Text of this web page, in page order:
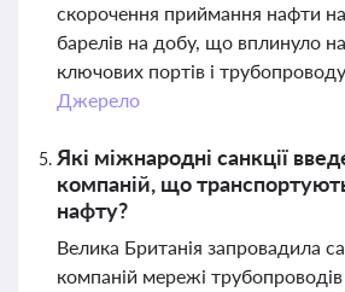
скорочення приймання нафти
барелів на добу, що вплинуло
ключових портів і
Джерело
Які міжнародні санкції
компаній, що
нафту?
Велика Британія запровадила
компаній мережі